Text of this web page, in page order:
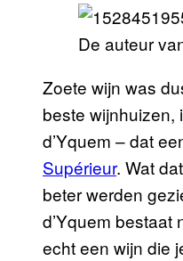
De auteur
Zoete wijn was
beste wijnhuizen,
d’Yquem – dat
Supérieur. Wat
beter werden
d’Yquem
echt een wijn die